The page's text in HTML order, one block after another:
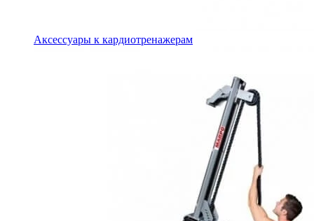
Аксессуары к кардиотренажерам